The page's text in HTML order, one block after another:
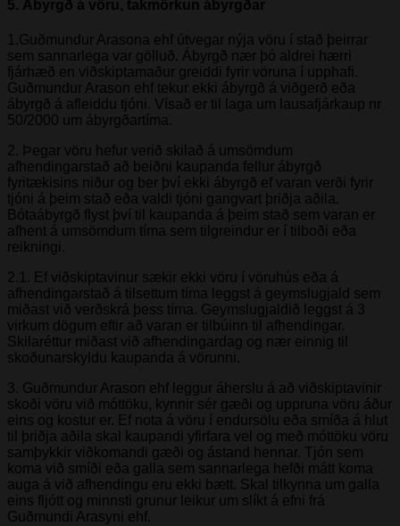
​5. Ábyrgð á vöru, takmörkun ábyrgðar
1.Guðmundur Arasona ehf útvegar nýja vöru í stað þeirrar
sem sannarlega var gölluð. Ábyrgð nær þó aldrei hærri
fjárhæð en viðskiptamaður greiddi fyrir vöruna í upphafi.
Guðmundur Arason ehf tekur ekki ábyrgð á viðgerð eða
ábyrgð á afleiddu tjóni. Vísað er til laga um lausafjárkaup nr
50/2000 um ábyrgðartíma.
2. Þegar vöru hefur verið skilað á umsömdum
afhendingarstað að beiðni kaupanda fellur ábyrgð
fyritækisins niður og ber því ekki ábyrgð ef varan verði fyrir
tjóni á þeim stað eða valdi tjóni gangvart þriðja aðila.
Bótaábyrgð flyst því til kaupanda á þeim stað sem varan er
afhent á umsömdum tíma sem tilgreindur er í tilboði eða
reikningi.
2.1. Ef viðskiptavinur sækir ekki vöru í vöruhús eða á
afhendingarstað á tilsettum tíma leggst á geymslugjald sem
miðast við verðskrá þess tíma. Geymslugjaldið leggst á 3
virkum dögum eftir að varan er tilbúinn til afhendingar.
Skilaréttur miðast við afhendingardag og nær einnig til
skoðunarskyldu kaupanda á vörunni.
3. Guðmundur Arason ehf leggur áherslu á að viðskiptavinir
skoði vöru við móttöku, kynnir sér gæði og uppruna vöru áður
eins og kostur er. Ef nota á vöru í endursölu eða smíða á hlut
til þriðja aðila skal kaupandi yfirfara vel og með móttöku vöru
samþykkir viðkomandi gæði og ástand hennar. Tjón sem
koma við smíði eða galla sem sannarlega hefði mátt koma
auga á við afhendingu eru ekki bætt. Skal tilkynna um galla
eins fljótt og minnsti grunur leikur um slíkt á efni frá
Guðmundi Arasyni ehf.